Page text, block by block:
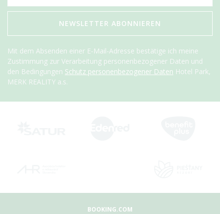
NEWSLETTER ABONNIEREN
Mit dem Absenden einer E-Mail-Adresse bestätige ich meine
Zustimmung zur Verarbeitung personenbezogener Daten und
den Bedingungen Schutz personenbezogener Daten Hotel Park,
MERK REALITY a.s.
BOOKING.COM